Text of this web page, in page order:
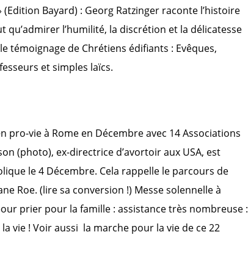
(Edition Bayard) : Georg Ratzinger raconte l’histoire
qu’admirer l’humilité, la discrétion et la délicatesse
témoignage de Chrétiens édifiants : Evêques,
et simples laïcs.
pro-vie à Rome en Décembre avec 14 Associations
(photo), ex-directrice d’avortoir aux USA, est
le 4 Décembre. Cela rappelle le parcours de
Roe. (lire sa conversion !) Messe solennelle à
prier pour la famille : assistance très nombreuse :
la vie ! Voir aussi la marche pour la vie de ce 22